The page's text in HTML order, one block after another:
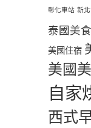
彰化車站 新
泰國美食
美國住宿
美國
自家
西式